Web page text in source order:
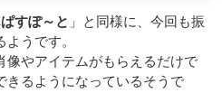
すぽ～と 」と同様に、今回も振
うです。
やアイテムがもらえるだけで
きるようになっているそうで